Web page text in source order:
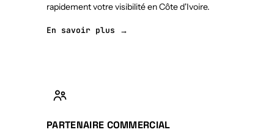
rapidement votre visibilité en Côte d'Ivoire.
En savoir plus →
PARTENAIRE COMMERCIAL